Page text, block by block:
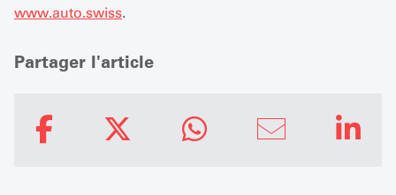
www.auto.swiss.
Partager l'article